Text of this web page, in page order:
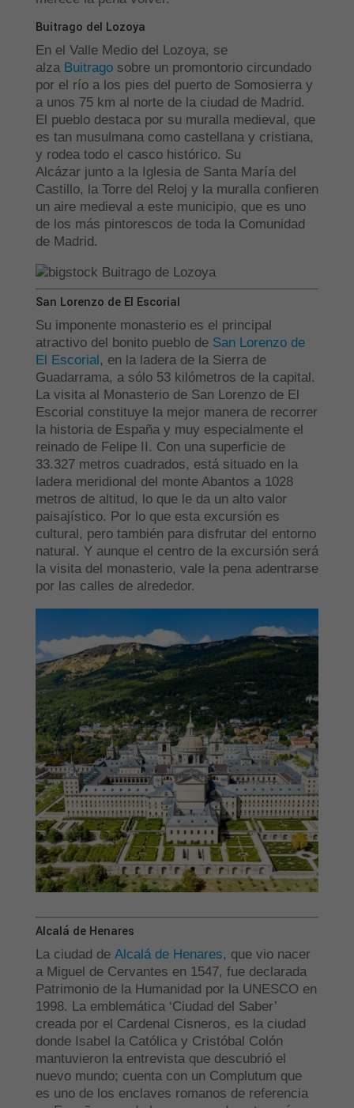
Buitrago del Lozoya
En el Valle Medio del Lozoya, se
alza Buitragosobre un promontorio circundado
por el río a los pies del puerto de Somosierra y
a unos 75 km al norte de la ciudad de Madrid.
El pueblo destaca por su muralla medieval, que
es tan musulmana como castellana y cristiana,
y rodea todo el casco histórico. Su
Alcázar junto a la Iglesia de Santa María del
Castillo, la Torre del Reloj y la muralla confieren
un aire medieval a este municipio, que es uno
de los más pintorescos de toda la Comunidad
de Madrid.
San Lorenzo de El Escorial
Su imponente monasterio es el principal
atractivo del bonito pueblo de San Lorenzo de
El Escorial , en la ladera de la Sierra de
Guadarrama, a sólo 53 kilómetros de la capital.
La visita al Monasterio de San Lorenzo de El
Escorial constituye la mejor manera de recorrer
la historia de España y muy especialmente el
reinado de Felipe II. Con una superficie de
33.327 metros cuadrados, está situado en la
ladera meridional del monte Abantos a 1028
metros de altitud, lo que le da un alto valor
paisajístico. Por lo que esta excursión es
cultural, pero también para disfrutar del entorno
natural. Y aunque el centro de la excursión será
la visita del monasterio, vale la pena adentrarse
por las calles de alrededor.
Alcalá de Henares
La ciudad de Alcalá de Henares, que vio nacer
a Miguel de Cervantes en 1547, fue declarada
Patrimonio de la Humanidad por la UNESCO en
1998. La emblemática ‘Ciudad del Saber’
creada por el Cardenal Cisneros, es la ciudad
donde Isabel la Católica y Cristóbal Colón
mantuvieron la entrevista que descubrió el
nuevo mundo; cuenta con un Complutum que
es uno de los enclaves romanos de referencia